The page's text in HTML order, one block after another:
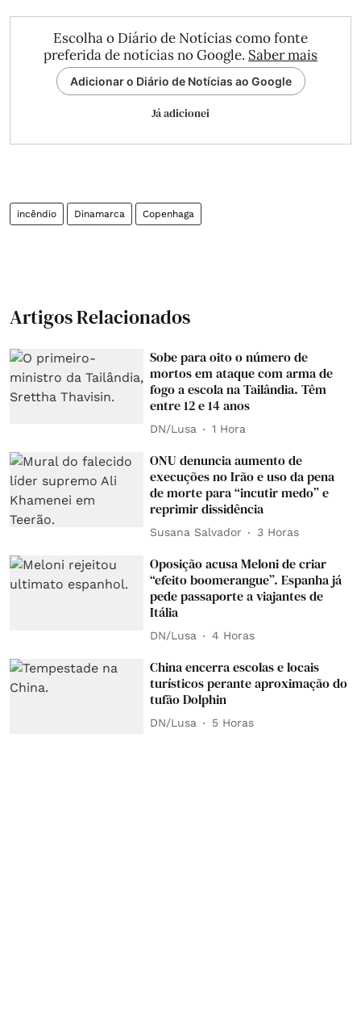
Escolha o Diário de Notícias como fonte
preferida de notícias no Google. Saber mais
Adicionar o Diário de Notícias ao Google
Já adicionei
incêndio Dinamarca Copenhaga
Artigos Relacionados
Sobe para oito o número de
mortos em ataque com arma de
fogo a escola na Tailândia. Têm
entre 12 e 14 anos
DN/Lusa 1 Hora
ONU denuncia aumento de
execuções no Irão e uso da pena
de morte para “incutir medo” e
reprimir dissidência
Susana Salvador 3 Horas
Oposição acusa Meloni de criar
“efeito boomerangue”. Espanha já
pede passaporte a viajantes de
Itália
DN/Lusa 4 Horas
China encerra escolas e locais
turísticos perante aproximação do
tufão Dolphin
DN/Lusa 5 Horas